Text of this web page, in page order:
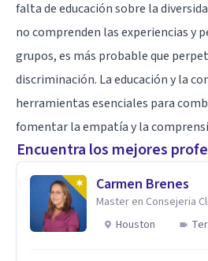
falta de educación sobre la
no comprenden las experiencias y
grupos, es más probable que
discriminación. La educación y la
herramientas esenciales para
fomentar la empatía y la
Encuentra los mejores
Carmen Brenes
Master en Consejeria
Houston